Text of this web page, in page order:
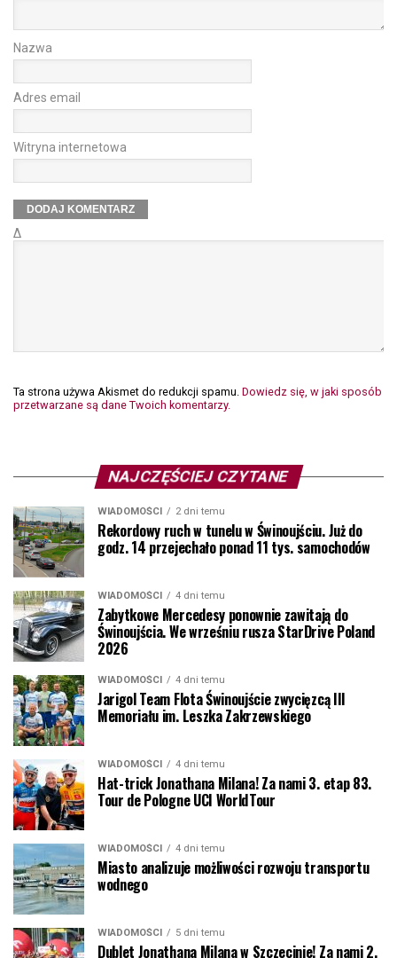
Nazwa
Adres email
Witryna internetowa
Δ
Ta strona używa Akismet do redukcji spamu. Dowiedz się, w jaki sposób
przetwarzane są dane Twoich komentarzy.
NAJCZĘŚCIEJ CZYTANE
WIADOMOŚCI 2 dni temu
Rekordowy ruch w tunelu w Świnoujściu. Już do
godz. 14 przejechało ponad 11 tys. samochodów
WIADOMOŚCI 4 dni temu
Zabytkowe Mercedesy ponownie zawitają do
Świnoujścia. We wrześniu rusza StarDrive Poland
2026
WIADOMOŚCI 4 dni temu
Jarigol Team Flota Świnoujście zwycięzcą III
Memoriału im. Leszka Zakrzewskiego
WIADOMOŚCI 4 dni temu
Hat-trick Jonathana Milana! Za nami 3. etap 83.
Tour de Pologne UCI WorldTour
WIADOMOŚCI 4 dni temu
Miasto analizuje możliwości rozwoju transportu
wodnego
WIADOMOŚCI 5 dni temu
Dublet Jonathana Milana w Szczecinie! Za nami 2.